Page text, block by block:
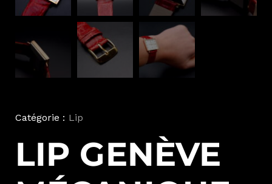
Catégorie : Lip
LIP GENÈVE